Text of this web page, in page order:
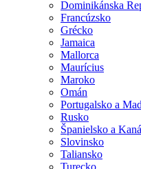
Dominikánska
Francúzsko
Grécko
Jamaica
Mallorca
Maurícius
Maroko
Omán
Portugalsko a
Rusko
Španielsko a
Slovinsko
Taliansko
Turecko